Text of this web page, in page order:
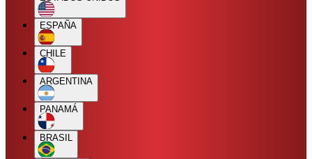
ESPAÑA
CHILE
ARGENTINA
PANAMÁ
BRASIL